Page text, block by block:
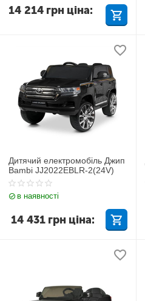
14 214 грн ціна:
Дитячий електромобіль Джип
Bambi JJ2022EBLR-2(24V)
в наявності
14 431 грн ціна: